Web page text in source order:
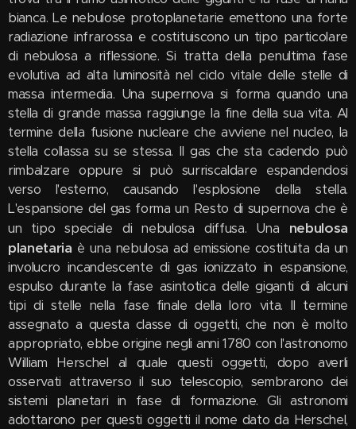
bianca. Le nebulose protoplanetarie emettono una forte
radiazione infrarossa e costituiscono un tipo particolare
di nebulosa a riflessione. Si tratta della penultima fase
evolutiva ad alta luminosità nel ciclo vitale delle stelle di
massa intermedia. Una supernova si forma quando una
stella di grande massa raggiunge la fine della sua vita. Al
termine della fusione nucleare che avviene nel nucleo, la
stella collassa su se stessa. Il gas che sta cadendo può
rimbalzare oppure si può surriscaldare espandendosi
verso l'esterno, causando l'esplosione della stella.
L'espansione del gas forma un Resto di supernova che è
un tipo speciale di nebulosa diffusa. Una nebulosa
planetaria è una nebulosa ad emissione costituita da un
involucro incandescente di gas ionizzato in espansione,
espulso durante la fase asintotica delle giganti di alcuni
tipi di stelle nella fase finale della loro vita. Il termine
assegnato a questa classe di oggetti, che non è molto
appropriato, ebbe origine negli anni 1780 con l'astronomo
William Herschel al quale questi oggetti, dopo averli
osservati attraverso il suo telescopio, sembrarono dei
sistemi planetari in fase di formazione. Gli astronomi
adottarono per questi oggetti il nome dato da Herschel,